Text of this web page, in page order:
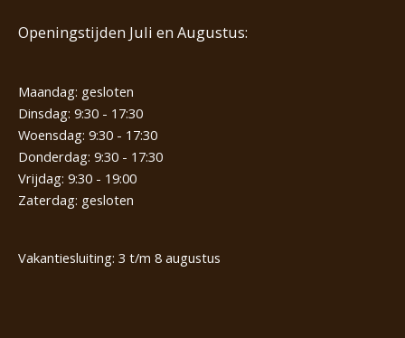
Openingstijden Juli en Augustus:
Maandag: gesloten
Dinsdag: 9:30 - 17:30
Woensdag: 9:30 - 17:30
Donderdag: 9:30 - 17:30
Vrijdag: 9:30 - 19:00
Zaterdag: gesloten
Vakantiesluiting: 3 t/m 8 augustus